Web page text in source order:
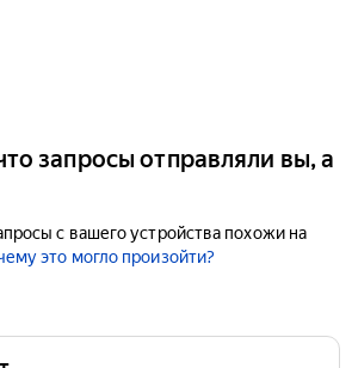
запросы отправляли вы, а
с вашего устройства похожи на
это могло произойти?